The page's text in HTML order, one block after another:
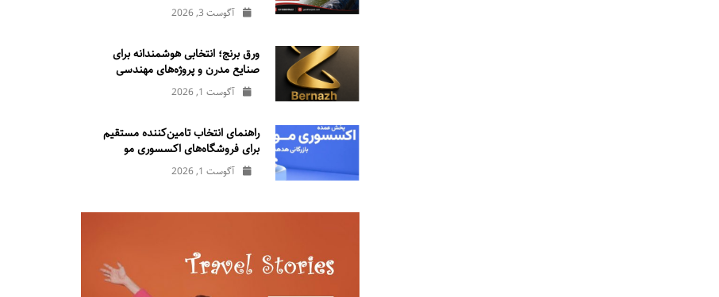
آگوست 3, 2026
ورق برنج؛ انتخابی هوشمندانه برای
صنایع مدرن و پروژه‌های مهندسی
آگوست 1, 2026
راهنمای انتخاب تامین‌کننده مستقیم
برای فروشگاه‌های اکسسوری مو
آگوست 1, 2026